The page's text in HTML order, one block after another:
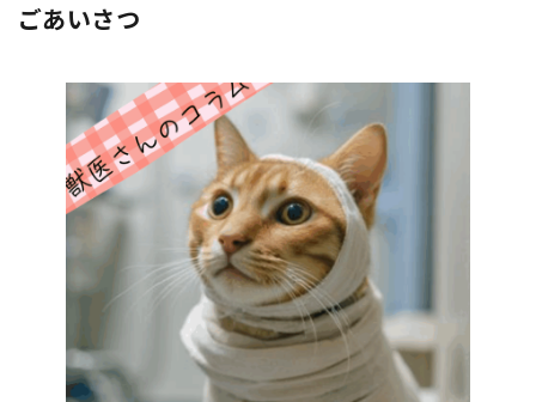
ごあいさつ